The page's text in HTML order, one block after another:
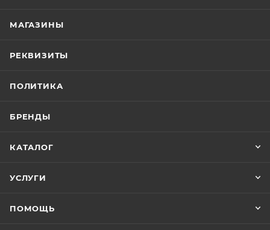
МАГАЗИНЫ
РЕКВИЗИТЫ
ПОЛИТИКА
БРЕНДЫ
КАТАЛОГ
УСЛУГИ
ПОМОЩЬ